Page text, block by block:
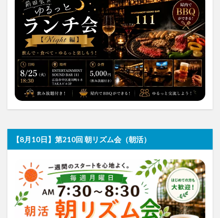
【8月10日】第210回 朝リズム会（朝活）